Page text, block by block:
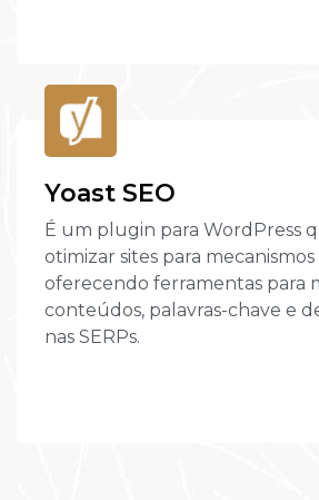
Yoast SEO
É um plugin para WordPress
otimizar sites para
oferecendo ferramentas para
conteúdos, palavras-chave e
nas SERPs.